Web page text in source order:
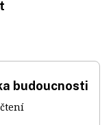
budoucnosti